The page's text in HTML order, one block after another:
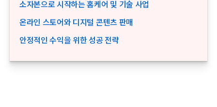
소자본으로 시작하는 홈케어 및 기술 사업
온라인 스토어와 디지털 콘텐츠 판매
안정적인 수익을 위한 성공 전략